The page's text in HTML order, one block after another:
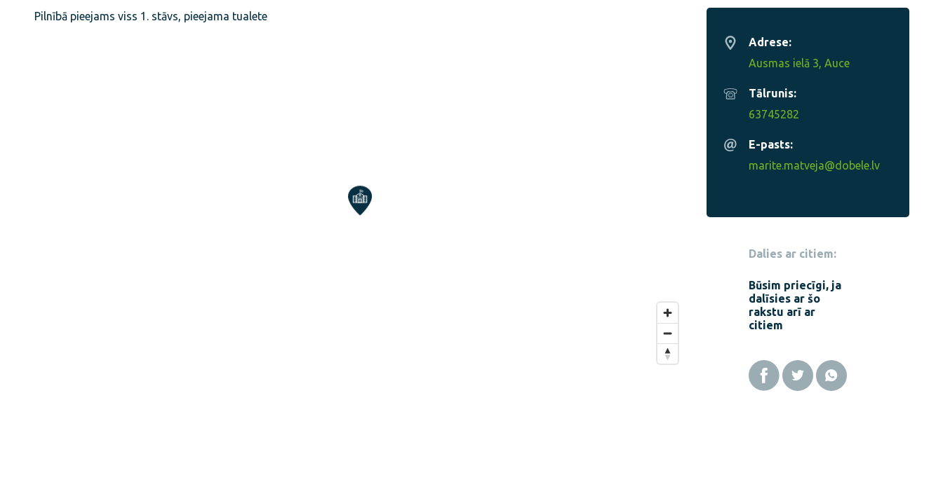
Pilnībā pieejams viss 1. stāvs, pieejama tualete
Adrese:
Ausmas ielā 3, Auce
Tālrunis:
63745282
E-pasts:
marite.matveja@dobele.lv
Dalies ar citiem:
Būsim priecīgi, ja
dalīsies ar šo
rakstu arī ar
citiem